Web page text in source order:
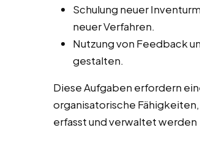
Schulung neuer
neuer Verfahren.
Nutzung von Feedback
gestalten.
Diese Aufgaben erfordern
organisatorische
erfasst und verwaltet werden